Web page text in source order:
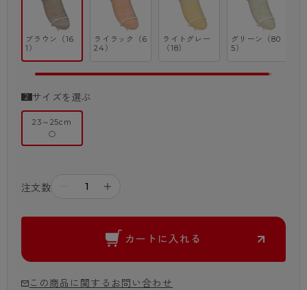
ご覧になる環境（PCのモニタ設定やスマホ画面シール等）により
実物と色味が異なる場合がございます。
ブラウン（16
1）
ライラック（6
24）
ライトグレー
（18）
グリーン（80
5）
サイズを選ぶ
23～25cm
○
注文数 ＋
カートに入れる
この商品に関するお問い合わせ